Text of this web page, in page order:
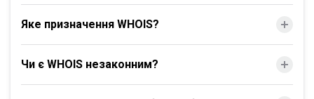
Яке призначення WHOIS?
Чи є WHOIS незаконним?